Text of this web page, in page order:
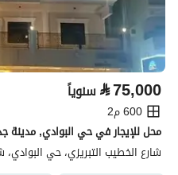
⃁75,000 سنوياً
600 م2
محل للإيجار في حي البوادي,
شارع الخطيب التبريزي، حي